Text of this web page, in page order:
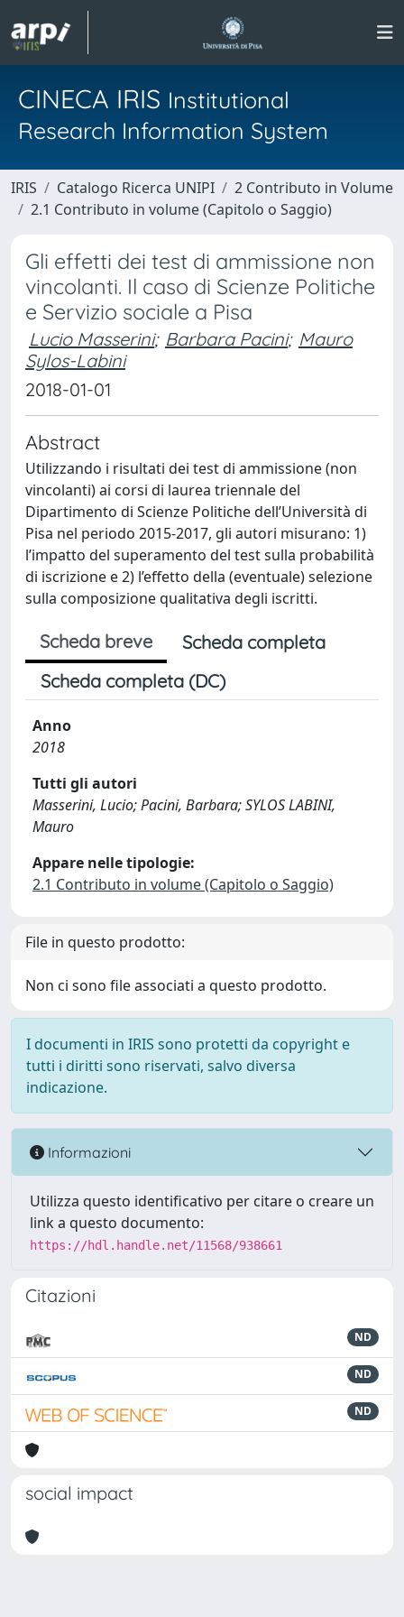
CINECA IRIS Institutional
Research Information System
IRIS Catalogo Ricerca UNIPI
2 Contributo in Volume
2.1 Contributo in volume (Capitolo o Saggio)
Gli effetti dei test di ammissione non
vincolanti. Il caso di Scienze Politiche
e Servizio sociale a Pisa
Lucio Masserini; Barbara Pacini; Mauro
Sylos-Labini
2018-01-01
Abstract
Utilizzando i risultati dei test di ammissione (non
vincolanti) ai corsi di laurea triennale del
Dipartimento di Scienze Politiche dell’Università di
Pisa nel periodo 2015-2017, gli autori misurano: 1)
l’impatto del superamento del test sulla probabilità
di iscrizione e 2) l’effetto della (eventuale) selezione
sulla composizione qualitativa degli iscritti.
Scheda breve
Scheda completa
Scheda completa (DC)
Anno
2018
Tutti gli autori
Masserini, Lucio; Pacini, Barbara; SYLOS LABINI,
Mauro
Appare nelle tipologie:
2.1 Contributo in volume (Capitolo o Saggio)
File in questo prodotto:
Non ci sono file associati a questo prodotto.
I documenti in IRIS sono protetti da copyright e
tutti i diritti sono riservati, salvo diversa
indicazione.
Informazioni
Utilizza questo identificativo per citare o creare un
link a questo documento:
https://hdl.handle.net/11568/938661
Citazioni
ND
ND
ND
social impact